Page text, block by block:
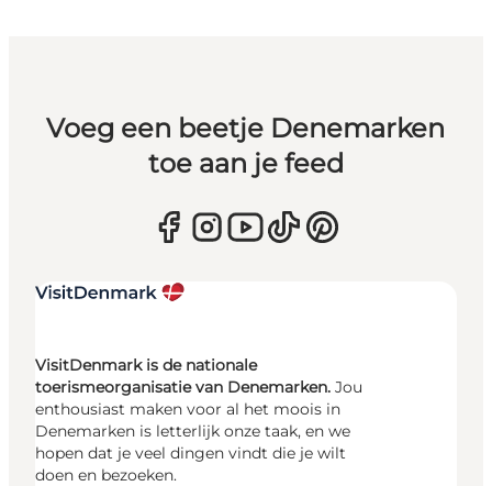
Voeg een beetje Denemarken
toe aan je feed
VisitDenmark is de nationale
toerismeorganisatie van Denemarken. Jou
enthousiast maken voor al het moois in
Denemarken is letterlijk onze taak, en we
hopen dat je veel dingen vindt die je wilt
doen en bezoeken.